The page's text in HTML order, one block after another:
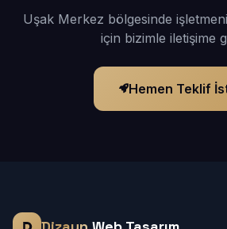
Uşak Merkez bölgesinde
için bizimle iletişime
Hemen Teklif